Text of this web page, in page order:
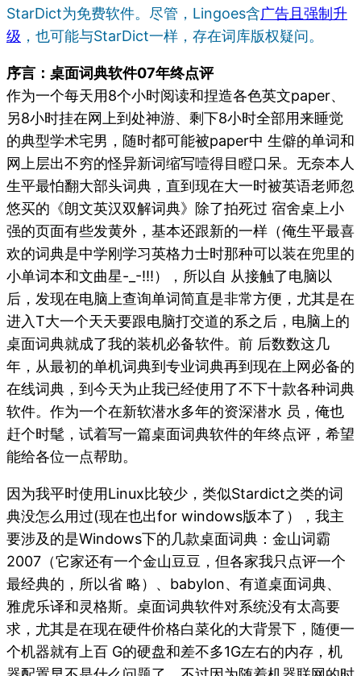
StarDict为免费软件。尽管，Lingoes含广告且强制升
级 ，也可能与StarDict一样，存在词库版权疑问。
序言：桌面词典软件07年终点评
作为一个每天用8个小时阅读和捏造各色英文paper、
另8小时挂在网上到处神游、剩下8小时全部用来睡觉
的典型学术宅男，随时都可能被paper中 生僻的单词和
网上层出不穷的怪异新词缩写噎得目瞪口呆。无奈本人
生平最怕翻大部头词典，直到现在大一时被英语老师忽
悠买的《朗文英汉双解词典》除了拍死过 宿舍桌上小
强的页面有些发黄外，基本还跟新的一样（俺生平最喜
欢的词典是中学刚学习英格力士时那种可以装在兜里的
小单词本和文曲星-_-!!!），所以自 从接触了电脑以
后，发现在电脑上查询单词简直是非常方便，尤其是在
进入T大一个天天要跟电脑打交道的系之后，电脑上的
桌面词典就成了我的装机必备软件。前 后数数这几
年，从最初的单机词典到专业词典再到现在上网必备的
在线词典，到今天为止我已经使用了不下十款各种词典
软件。作为一个在新软潜水多年的资深潜水 员，俺也
赶个时髦，试着写一篇桌面词典软件的年终点评，希望
能给各位一点帮助。
因为我平时使用Linux比较少，类似Stardict之类的词
典没怎么用过(现在也出for windows版本了），我主
要涉及的是Windows下的几款桌面词典：金山词霸
2007（它家还有一个金山豆豆，但各家我只点评一个
最经典的，所以省 略）、babylon、有道桌面词典、
雅虎乐译和灵格斯。桌面词典软件对系统没有太高要
求，尤其是在现在硬件价格白菜化的大背景下，随便一
个机器就有上百 G的硬盘和差不多1G左右的内存，机